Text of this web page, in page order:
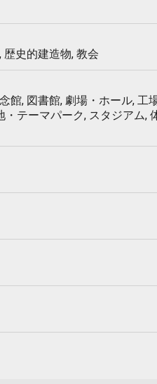
歴史的建造物, 教会
館, 図書館, 劇場・ホール, 工
・テーマパーク, スタジアム,